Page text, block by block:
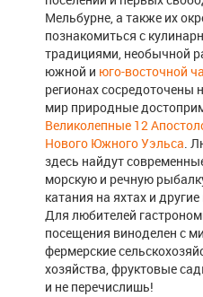
Мельбурне, а также их
познакомиться с
традициями, необычной
южной и юго-восточной
регионах сосредоточены
мир природные
Великолепные 12
Нового Южного Уэльса.
здесь найдут
морскую и речную
катания на яхтах и
Для любителей
посещения виноделен с
фермерские
хозяйства, фруктовые
и не перечислишь!